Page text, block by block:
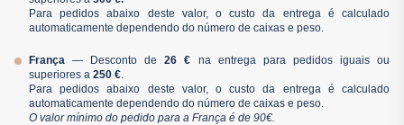
Para pedidos abaixo deste valor, o custo da entrega é calculado
automaticamente dependendo do número de caixas e peso.
França — Desconto de26 € na entrega para pedidos iguais ou
superiores a 250 €.
Para pedidos abaixo deste valor, o custo da entrega é calculado
automaticamente dependendo do número de caixas e peso.
O valor mínimo do pedido para a França é de 90€.